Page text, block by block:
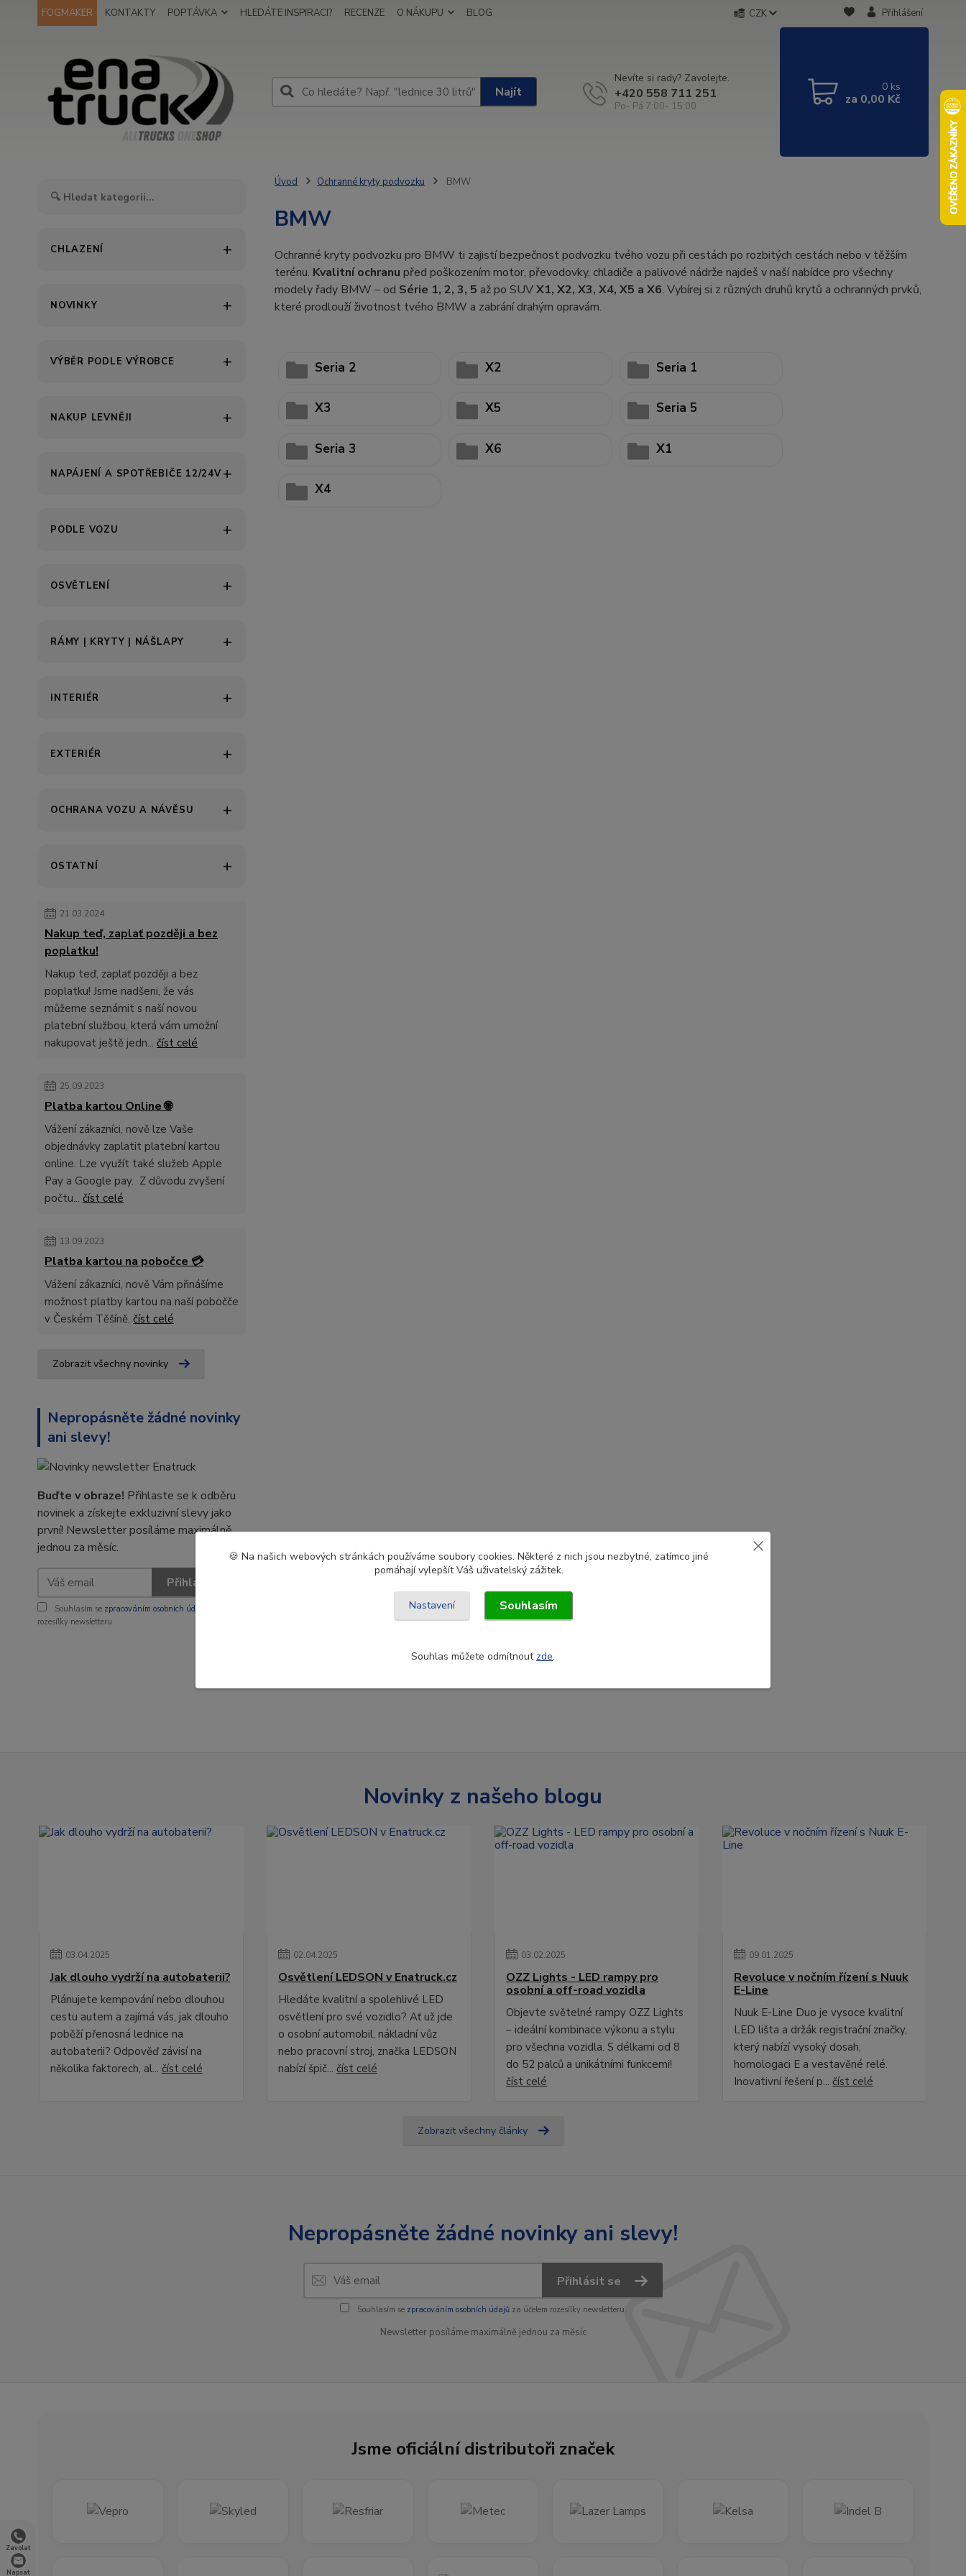
Zavolat
Napsat
FOGMAKER KONTAKTY POPTÁVKA HLEDÁTE INSPIRACI? RECENZE O NÁKUPU BLOG CZK Přihlášení
Najít
Nevíte si rady? Zavolejte.
+420 558 711 251
Po- Pá 7:00- 15:00
0 ks
za 0,00 Kč
CHLAZENÍ
NOVINKY
VÝBĚR PODLE VÝROBCE
NAKUP LEVNĚJI
NAPÁJENÍ A SPOTŘEBIČE 12/24V
PODLE VOZU
OSVĚTLENÍ
RÁMY | KRYTY | NÁŠLAPY
INTERIÉR
EXTERIÉR
OCHRANA VOZU A NÁVĚSU
OSTATNÍ
21.03.2024
Nakup teď, zaplať později a bez
poplatku!
Nakup teď, zaplať později a bez
poplatku! Jsme nadšeni, že vás
můžeme seznámit s naší novou
platební službou, která vám umožní
nakupovat ještě jedn... číst celé
25.09.2023
Platba kartou Online 🌐
Vážení zákazníci, nově lze Vaše
objednávky zaplatit platební kartou
online. Lze využít také služeb Apple
Pay a Google pay. Z důvodu zvyšení
počtu... číst celé
13.09.2023
Platba kartou na pobočce 💳
Vážení zákazníci, nově Vám přinášíme
možnost platby kartou na naší pobočče
v Českém Těšíně. číst celé
Zobrazit všechny novinky
Nepropásněte žádné novinky
ani slevy!
Buďte v obraze! Přihlaste se k odběru
novinek a získejte exkluzivní slevy jako
první! Newsletter posíláme maximálně
jednou za měsíc.
Přihlásit se
Souhlasím se zpracováním osobních údajů
rozesílky newsletteru.
Úvod Ochranné kryty podvozku BMW
BMW
Ochranné kryty podvozku pro BMW ti zajistí bezpečnost podvozku tvého vozu při cestách po rozbitých cestách nebo v těžším
terénu. Kvalitní ochranu před poškozením motor, převodovky, chladiče a palivové nádrže najdeš v naší nabídce pro všechny
modely řady BMW – od Série 1, 2, 3, 5 až po SUVX1, X2, X3, X4, X5 a X6. Vybírej si z různých druhů krytů a ochranných prvků,
které prodlouží životnost tvého BMW a zabrání drahým opravám.
Seria 2 X2 Seria 1
X3 X5 Seria 5
Seria 3 X6 X1
X4
Novinky z našeho blogu
03.04.2025
Jak dlouho vydrží na autobaterii?
Plánujete kempování nebo dlouhou
cestu autem a zajímá vás, jak dlouho
poběží přenosná lednice na
autobaterii? Odpověď závisí na
několika faktorech, al... číst celé
02.04.2025
Osvětlení LEDSON v Enatruck.cz
Hledáte kvalitní a spolehlivé LED
osvětlení pro své vozidlo? Ať už jde
o osobní automobil, nákladní vůz
nebo pracovní stroj, značka LEDSON
nabízí špič... číst celé
03.02.2025
OZZ Lights - LED rampy pro
osobní a off-road vozidla
Objevte světelné rampy OZZ Lights
– ideální kombinace výkonu a stylu
pro všechna vozidla. S délkami od 8
do 52 palců a unikátními funkcemi!
číst celé
09.01.2025
Revoluce v nočním řízení s Nuuk
E-Line
Nuuk E-Line Duo je vysoce kvalitní
LED lišta a držák registrační značky,
který nabízí vysoký dosah,
homologaci E a vestavěné relé.
Inovativní řešení p...číst celé
Zobrazit všechny články
Nepropásněte žádné novinky ani slevy!
Přihlásit se
Souhlasím se zpracováním osobních údajůza účelem rozesílky newsletteru.
Newsletter posíláme maximálně jednou za měsíc
Jsme oficiální distributoři značek
🍪 Na našich webových stránkách používáme soubory cookies. Některé z nich jsou nezbytné, zatímco jiné
pomáhají vylepšít Váš uživatelský zážitek.
Nastavení Souhlasím
Souhlas můžete odmítnout zde.